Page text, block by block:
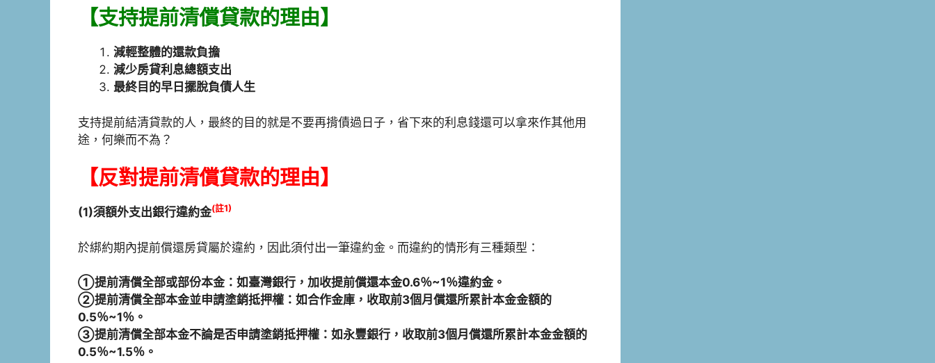
【支持提前清償貸款的理由】
減輕整體的還款負擔
減少房貸利息總額支出
最終目的早日擺脫負債人生
支持提前結清貸款的人，最終的目的就是不要再揹債過日子，省下來的利息錢還可以拿來作其他用
途，何樂而不為？
【反對提前清償貸款的理由】
(1)須額外支出銀行違約金(註1)
於綁約期內提前償還房貸屬於違約，因此須付出一筆違約金。而違約的情形有三種類型：
①提前清償全部或部份本金：如臺灣銀行，加收提前償還本金0.6％~1％違約金。
②提前清償全部本金並申請塗銷抵押權：如合作金庫，收取前3個月償還所累計本金金額的
0.5％~1％。
③提前清償全部本金不論是否申請塗銷抵押權：如永豐銀行，收取前3個月償還所累計本金金額的
0.5％~1.5％。